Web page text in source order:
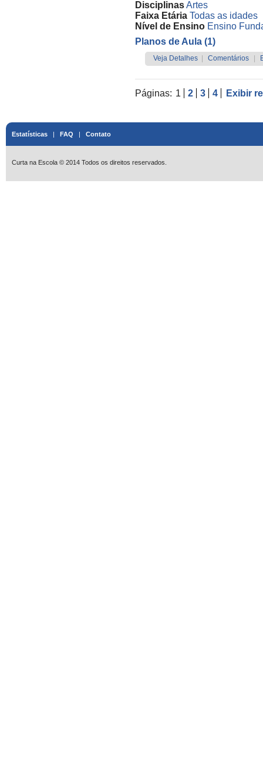
DisciplinasArtes
Faixa Etária Todas as idades
Nível de Ensino Ensino
Planos de Aula (1)
Veja Detalhes Comentários
Páginas: 1 2 3 4 Exibir
Estatísticas | FAQ | Contato
Curta na Escola © 2014 Todos os direitos reservados.